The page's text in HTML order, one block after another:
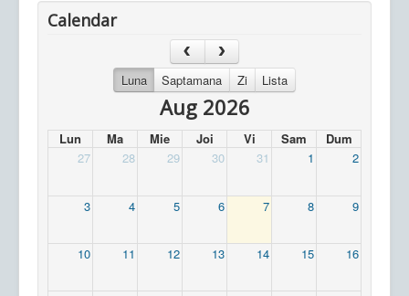
Calendar
Luna Saptamana Zi Lista
Aug 2026
Lun Ma Mie Joi Vi Sam
Dum
27
28 29 30 31 1 2
3 4 5 6 7 8 9
10 11 12 13 14 15 16